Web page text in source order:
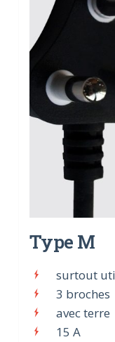
Type M
surtout
3 broches
avec terre
15 A